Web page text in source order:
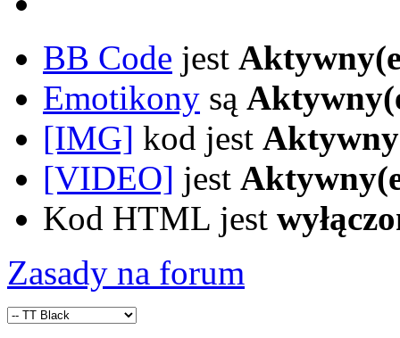
BB Code jest
Emotikony są
[IMG] kod jest
[VIDEO] jest
Kod HTML jest
Zasady na forum